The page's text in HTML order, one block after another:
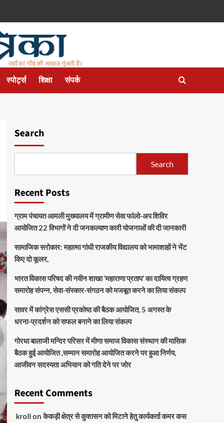
स्पोर्ट्स शिक्षा संपर्क
Search
Search
Recent Posts
ग्राम पंचायत आमली मुख्यालय में ग्रामीण सेवा फांलो-अप शिविर
आयोजित 22 विभागों ने दी जनकल्याण कारी योजनाओं की दी जानकारी
सामाजिक सरोकार: महात्मा गांधी राजकीय विद्यालय को भामाशाहों ने भेंट
किए दो कूलर,
भारत विकास परिषद की नवीन शाखा ‘महाराणा प्रताप’ का दायित्व ग्रहण
समारोह संपन्न, सेवा-संस्कार-संगठन को मजबूत करने का लिया संकल्प
सावर में कांग्रेस एससी प्रकोष्ठ की बैठक आयोजित, 5 अगस्त के
धरना-प्रदर्शन को सफल बनाने का लिया संकल्प
गोरधा बालाजी मन्दिर परिसर में मीणा समाज विकास संस्थान की मासिक
बैठक हुई आयोजित ,सम्मान समारोह आयोजित करने पर हुआ निर्णय,
आजीवन सदस्यता अभियान को गति देने पर जोर
Recent Comments
kroll onकेकड़ी क्षेत्र से कुशासन को मिटाने हेतु कार्यकर्ता कमर कस